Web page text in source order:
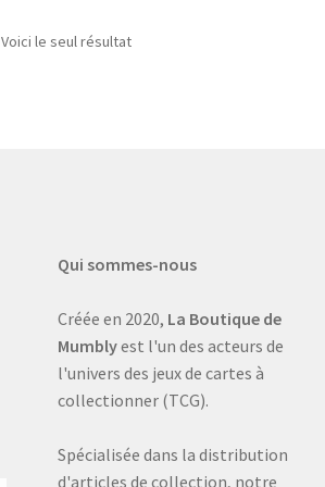
Voici le seul résultat
Qui sommes-nous
Créée en 2020, La Boutique de
Mumblyest l'un des acteurs de
l'univers des jeux de cartes à
collectionner (TCG).
Spécialisée dans la distribution
d'articles de collection, notre